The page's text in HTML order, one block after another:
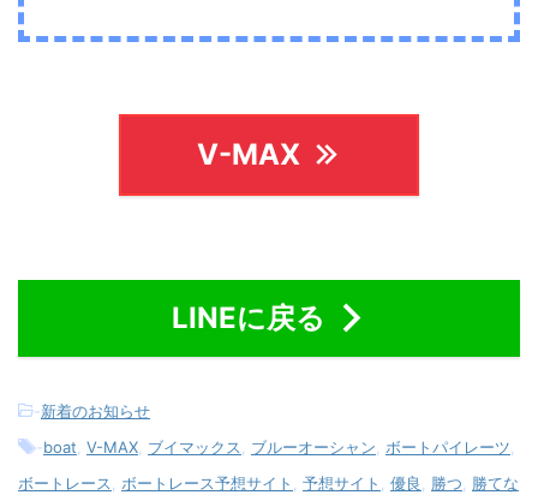
V-MAX
LINEに戻る
-新着のお知らせ
-boat, V-MAX, ブイマックス, ブルーオーシャン, ボートパイレーツ,
ボートレース, ボートレース予想サイト , 予想サイト , 優良, 勝つ, 勝てな